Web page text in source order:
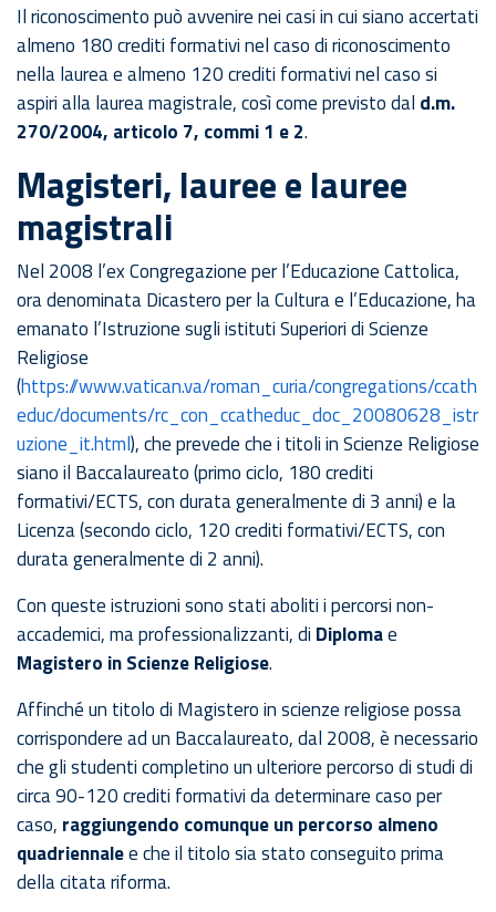
Il riconoscimento può avvenire nei casi in cui siano accertati
almeno 180 crediti formativi nel caso di riconoscimento
nella laurea e almeno 120 crediti formativi nel caso si
aspiri alla laurea magistrale, così come previsto dal d.m.
270/2004, articolo 7, commi 1 e 2.
Magisteri, lauree e lauree
magistrali
Nel 2008 l’ex Congregazione per l’Educazione Cattolica,
ora denominata Dicastero per la Cultura e l’Educazione, ha
emanato l’Istruzione sugli istituti Superiori di Scienze
Religiose
(https://www.vatican.va/roman_curia/congregations/ccath
educ/documents/rc_con_ccatheduc_doc_20080628_istr
uzione_it.html), che prevede che i titoli in Scienze Religiose
siano il Baccalaureato (primo ciclo, 180 crediti
formativi/ECTS, con durata generalmente di 3 anni) e la
Licenza (secondo ciclo, 120 crediti formativi/ECTS, con
durata generalmente di 2 anni).
Con queste istruzioni sono stati aboliti i percorsi non-
accademici, ma professionalizzanti, di Diplomae
Magistero in Scienze Religiose.
Affinché un titolo di Magistero in scienze religiose possa
corrispondere ad un Baccalaureato, dal 2008, è necessario
che gli studenti completino un ulteriore percorso di studi di
circa 90-120 crediti formativi da determinare caso per
caso, raggiungendo comunque un percorso almeno
quadriennalee che il titolo sia stato conseguito prima
della citata riforma.